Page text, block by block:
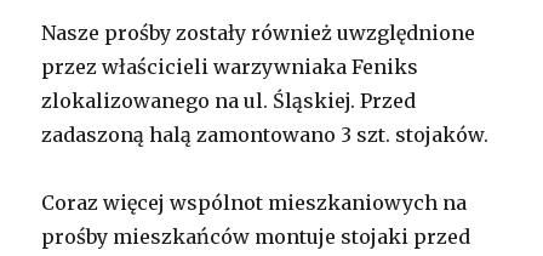
Nasze prośby zostały również uwzględnione
przez właścicieli warzywniaka Feniks
zlokalizowanego na ul. Śląskiej. Przed
zadaszoną halą zamontowano 3 szt. stojaków.
Coraz więcej wspólnot mieszkaniowych na
prośby mieszkańców montuje stojaki przed